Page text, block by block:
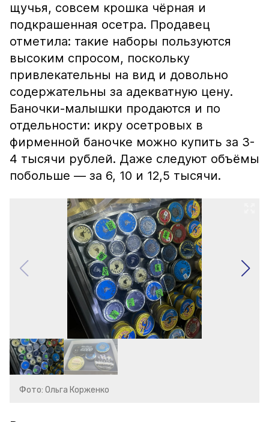
щучья, совсем крошка чёрная и
подкрашенная осетра. Продавец
отметила: такие наборы пользуются
высоким спросом, поскольку
привлекательны на вид и довольно
содержательны за адекватную цену.
Баночки-малышки продаются и по
отдельности: икру осетровых в
фирменной баночке можно купить за 3-
4 тысячи рублей. Даже следуют объёмы
побольше — за 6, 10 и 12,5 тысячи.
Фото: Ольга Корженко